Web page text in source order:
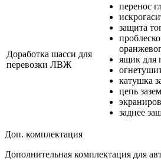
Доработка шасси для
перевозки ЛВЖ
перенос
защита
ящик для
катушка
цепь
заднее
Доп. комплектация
Дополнительная комплектация для